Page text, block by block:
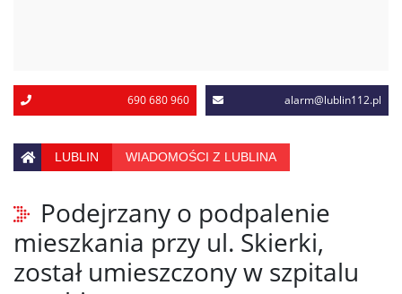
690 680 960 alarm@lublin112.pl
LUBLIN WIADOMOŚCI Z LUBLINA
Podejrzany o podpalenie
mieszkania przy ul. Skierki,
został umieszczony w szpitalu